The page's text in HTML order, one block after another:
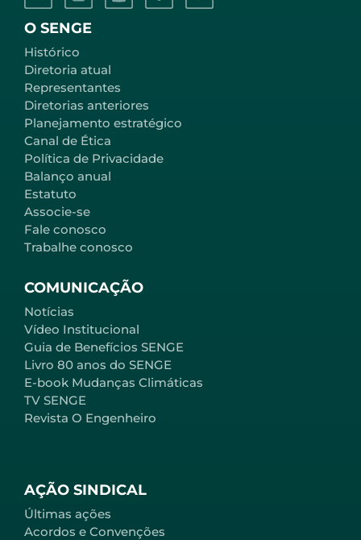
AÇÃO SINDICAL
Últimas ações
Acordos e Convenções
O SENGE
Histórico
Diretoria atual
Representantes
Diretorias anteriores
Planejamento estratégico
Canal de Ética
Política de Privacidade
Balanço anual
Estatuto
Associe-se
Fale conosco
Trabalhe conosco
COMUNICAÇÃO
Notícias
Vídeo Institucional
Guia de Benefícios SENGE
Livro 80 anos do SENGE
E-book Mudanças Climáticas
TV SENGE
Revista O Engenheiro